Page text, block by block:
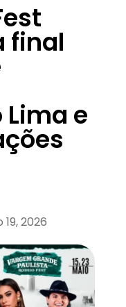
final
e
19, 2026